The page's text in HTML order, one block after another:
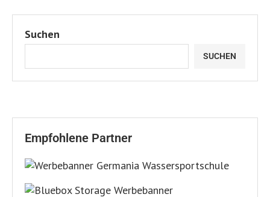
Suchen
SUCHEN
Empfohlene Partner